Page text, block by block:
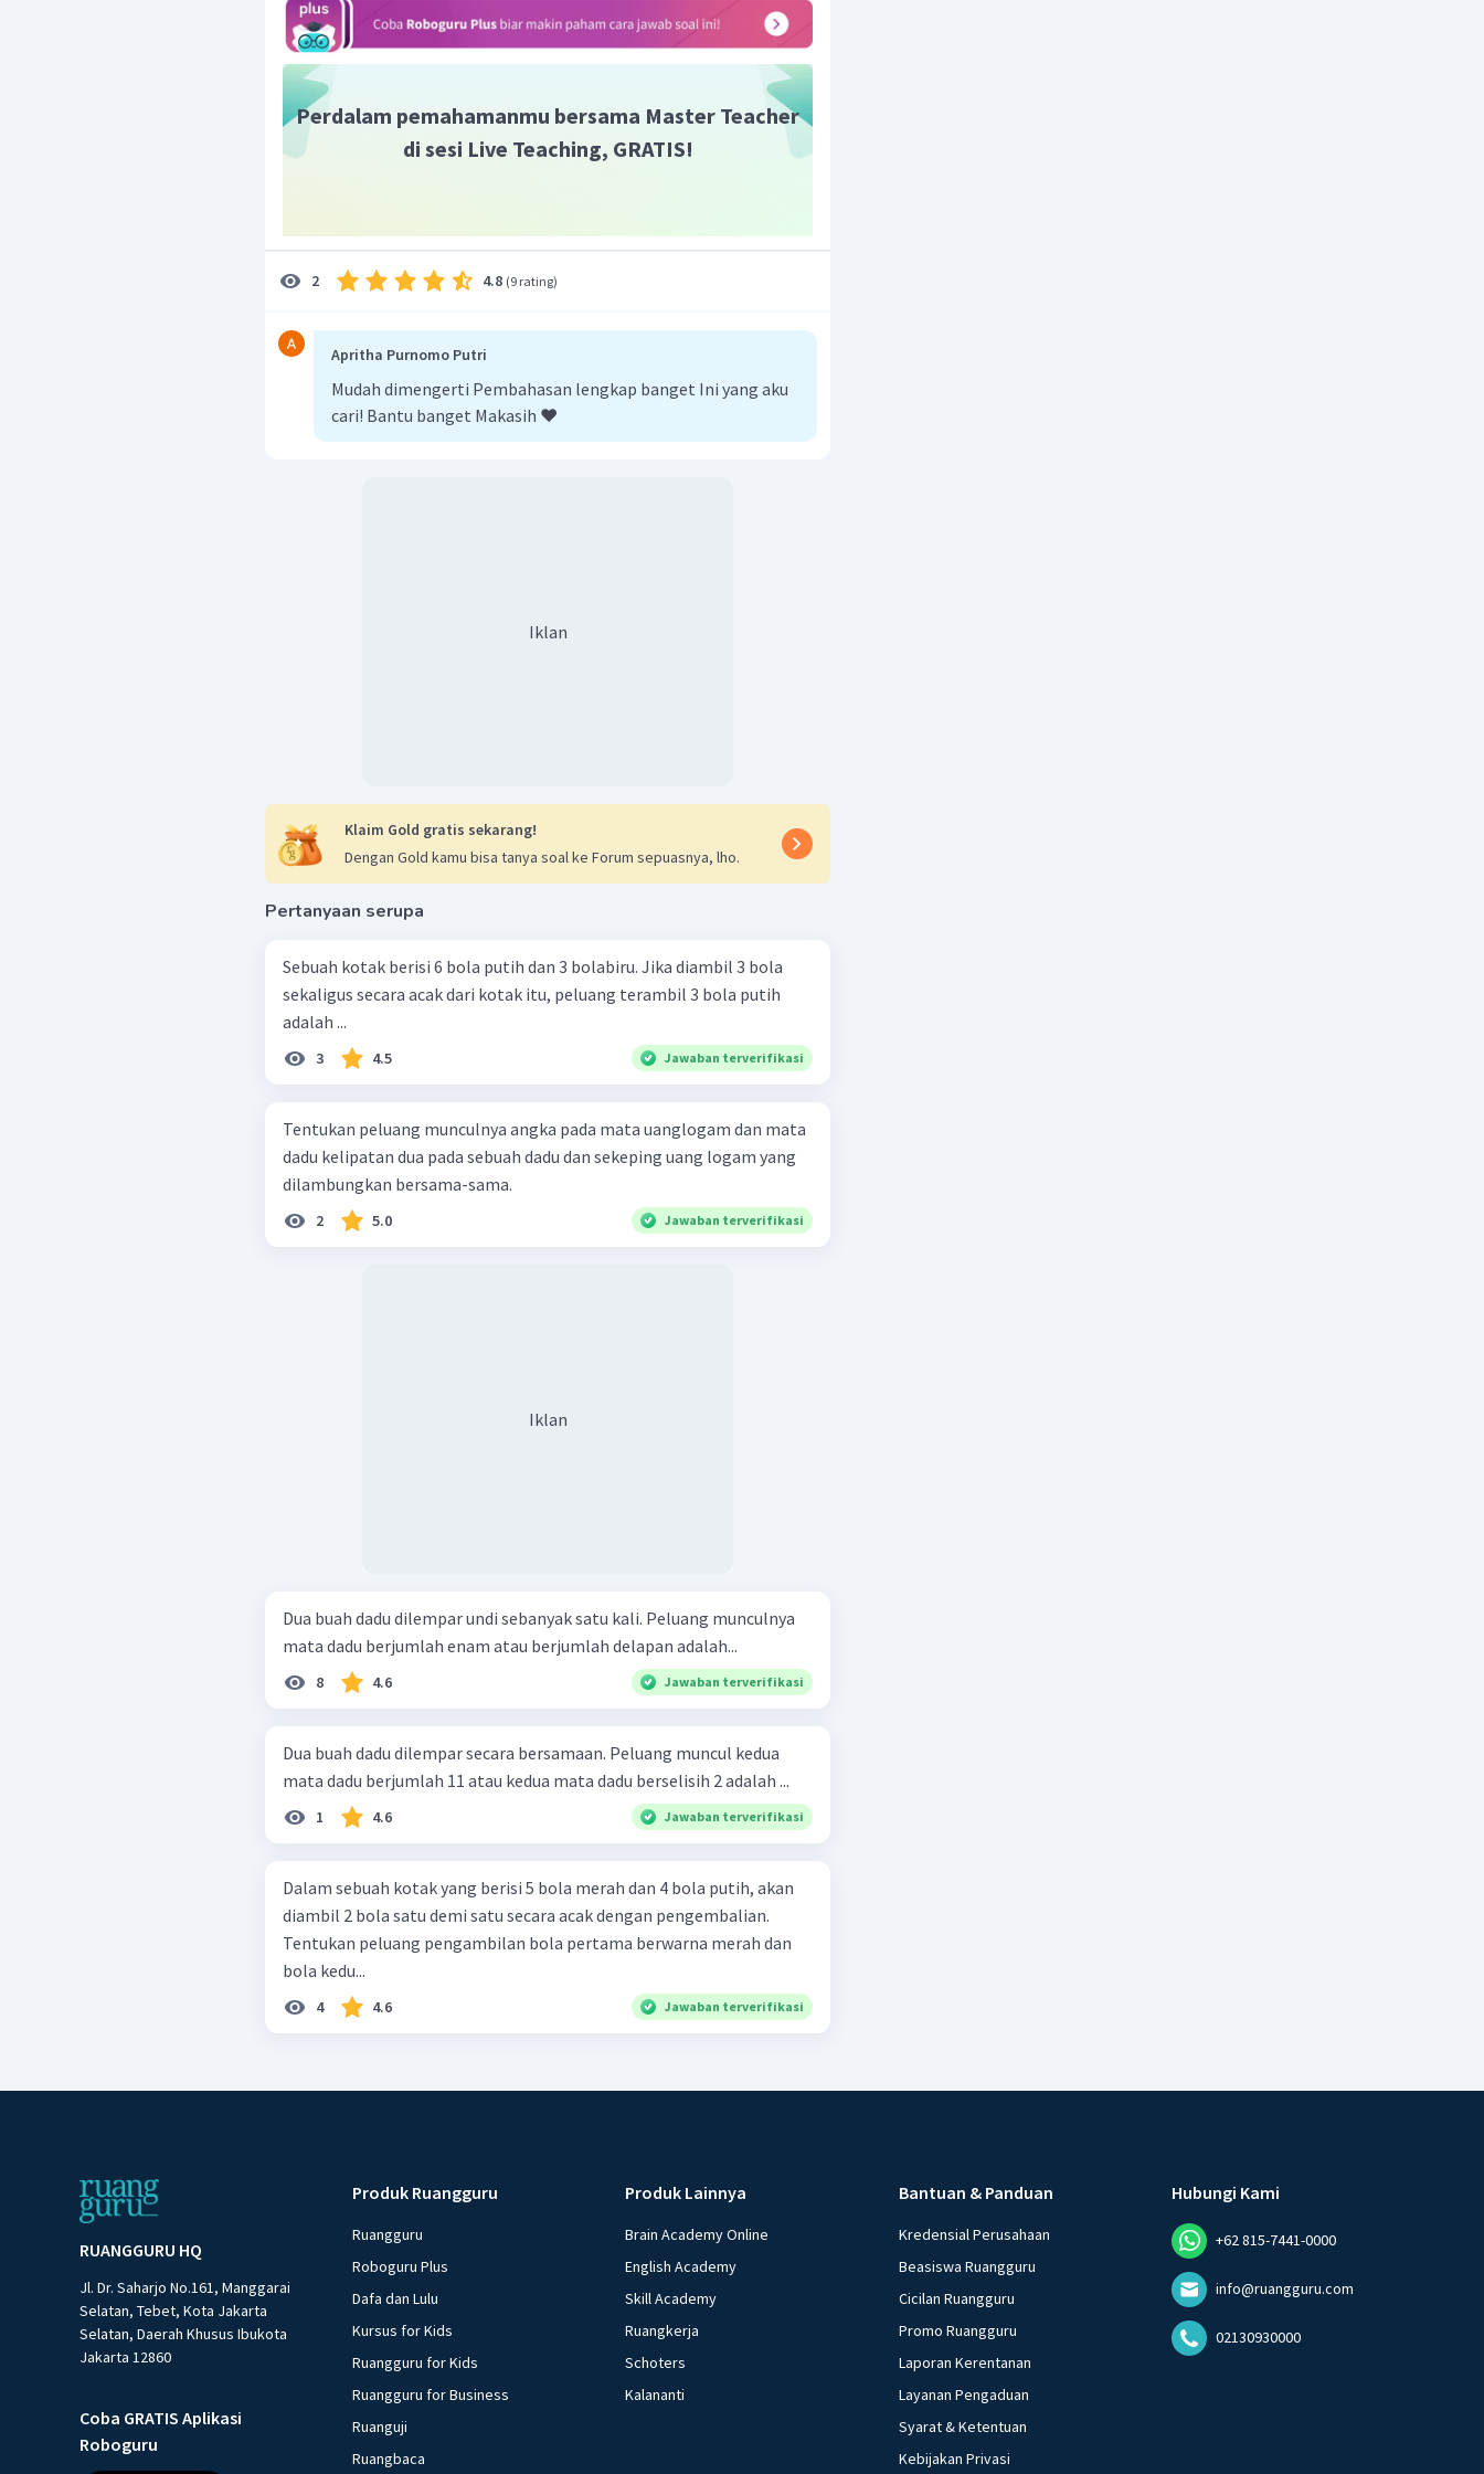
sama adalah
16
7
.
Perdalam pemahamanmu bersama Master Teacher
di sesi Live Teaching, GRATIS!
2 4.8 (9 rating)
Apritha Purnomo Putri
Mudah dimengerti Pembahasan lengkap banget Ini yang aku
cari! Bantu banget Makasih ❤️
Iklan
Klaim Gold gratis sekarang!
Dengan Gold kamu bisa tanya soal ke Forum sepuasnya, lho.
Pertanyaan serupa
Sebuah kotak berisi 6 bola putih dan 3 bolabiru. Jika diambil 3 bola
sekaligus secara acak dari kotak itu, peluang terambil 3 bola putih
adalah ...
3 4.5 Jawaban terverifikasi
Tentukan peluang munculnya angka pada mata uanglogam dan mata
dadu kelipatan dua pada sebuah dadu dan sekeping uang logam yang
dilambungkan bersama-sama.
2 5.0 Jawaban terverifikasi
Iklan
Dua buah dadu dilempar undi sebanyak satu kali. Peluang munculnya
mata dadu berjumlah enam atau berjumlah delapan adalah...
8 4.6 Jawaban terverifikasi
Dua buah dadu dilempar secara bersamaan. Peluang muncul kedua
mata dadu berjumlah 11 atau kedua mata dadu berselisih 2 adalah ...
1 4.6 Jawaban terverifikasi
Dalam sebuah kotak yang berisi 5 bola merah dan 4 bola putih, akan
diambil 2 bola satu demi satu secara acak dengan pengembalian.
Tentukan peluang pengambilan bola pertama berwarna merah dan
bola kedu...
4 4.6 Jawaban terverifikasi
RUANGGURU HQ
Jl. Dr. Saharjo No.161, Manggarai
Selatan, Tebet, Kota Jakarta
Selatan, Daerah Khusus Ibukota
Jakarta 12860
Coba GRATIS Aplikasi
Roboguru
Produk Ruangguru
Ruangguru
Roboguru Plus
Dafa dan Lulu
Kursus for Kids
Ruangguru for Kids
Ruangguru for Business
Ruanguji
Ruangbaca
Produk Lainnya
Brain Academy Online
English Academy
Skill Academy
Ruangkerja
Schoters
Kalananti
Bantuan & Panduan
Kredensial Perusahaan
Beasiswa Ruangguru
Cicilan Ruangguru
Promo Ruangguru
Laporan Kerentanan
Layanan Pengaduan
Syarat & Ketentuan
Kebijakan Privasi
Hubungi Kami
+62 815-7441-0000
info@ruangguru.com
02130930000